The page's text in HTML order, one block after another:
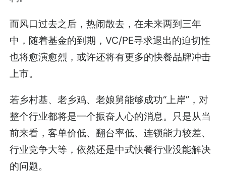
而风口过去之后，热闹散去，在未来两到三年
中，随着基金的到期，VC/PE寻求退出的迫切性
也将愈演愈烈，或许还将有更多的快餐品牌冲击
上市。
若乡村基、老乡鸡、老娘舅能够成功“上岸”，对
整个行业都将是一个振奋人心的消息。只是从当
前来看，客单价低、翻台率低、连锁能力较差、
行业竞争大等，依然还是中式快餐行业没能解决
的问题。